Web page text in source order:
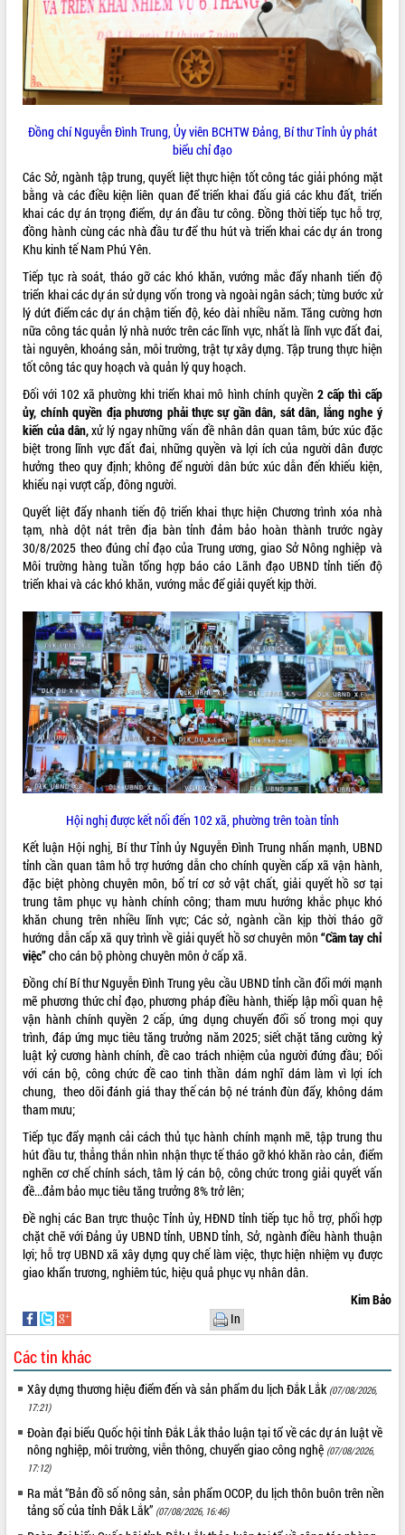
trong Khu kinh tế Nam Phú Yên
Hòn Yến phát triển du lịch gắn với bảo
tồn biển
Lấy ý kiến điều chỉnh Quy hoạch tỉnh
Đắk Lắk thời kỳ 2021-2030, tầm nhìn
Phát động chiến dịch 30 ngày đêm
giải phóng mặt bằng Tuyến đường bộ
ven biển
Đắk Lắk nỗ lực thúc đẩy tăng trưởng
kinh tế từ 10% trở lên trong Quý
II/2026
Đắk Lắk ký kết thỏa thuận hợp tác về
chuyển đổi số giai đoạn 2026 – 2030
với Tập đoàn Bưu chính Viễn thông
Việt Nam
Thứ trưởng Bộ Y tế làm việc với tỉnh
Đắk Lắk về phát triển nhân lực y tế
cho trạm y tế cấp xã
Du lịch Đắk Lắk nâng tầm trải nghiệm
du khách thông qua Hệ thống cơ sở dữ
liệu và Bản đồ số
Tập huấn ứng dụng trí tuệ nhân tạo (AI)
trong thương mại điện tử năm 2026
Đoàn đại biểu Quốc hội tỉnh Đắk Lắk
trao đổi thông tin trước Kỳ họp thứ
nhất, Quốc hội khóa XVI
Quyết liệt cải cách hành chính, khơi
thông nguồn lực phát triển
Nâng cao hiệu lực, hiệu quả HĐND
Xã Ea Phê gắn cải cách hành chính với
chuyển đổi số
Phó Chủ tịch Thường trực UBND tỉnh
Hồ Thị Nguyên Thảo làm việc tại Trung
tâm Phục vụ hành chính công xã Ea
Phê
Xây dựng nền hành chính số đồng
hành cùng nông dân dân, doanh nghiệp
Giai đoạn 2026-2030, Đắk Lắk phấn
Chuyển đổi số 'mở đường' cho nông
nghiệp Đắk Lắk tăng trưởng bứt phá
Triển khai đồng bộ đo đạc, lập hồ sơ
địa chính, hoàn thiện cơ sở dữ liệu đất
đai
Ứng dụng sinh trắc học - Bước tiến
trong hành trình chuyển đổi số tại Đắk
Lắk
Đắk Lắk nâng cao hiệu quả công tác
Đảng từ Sổ tay đảng viên điện tử
Đắk Lắk đẩy mạnh nuôi biển công
nghệ, hướng tới phát triển thủy sản
bền vững
Tập huấn nâng cao năng lực triển khai
chuyển đổi số cho cán bộ, công chức
cấp xã
Đắk Lắk phát động hưởng ứng Ngày
Quyền của người tiêu dùng Việt Nam
2026
Đẩy mạnh cải cách hành chính, quyết
tâm đạt được mục tiêu tăng trưởng
hai con số trong năm 2026
Tổ chức trang trọng Lễ hội Đền thờ
Phó Bí thư Tỉnh ủy Đắk Lắk Đỗ Hữu
Huy giữ chức Bí thư Đảng ủy Ủy Ban
Nhân dân tỉnh
Bệnh án điện tử thúc đẩy chuyển đổi
số y tế tại Đắk Lắk
không gian tri thức trong thời đại số
Đánh giá, rút kinh nghiệm công tác tổ
chức diễn tập trước ngày bầu cử
Chương trình “Gặp gỡ hữu nghị –
Friendship Meeting New Year 2026”
Đồng chí Nguyễn Đình Trung, Ủy viên BCHTW Đảng, Bí thư Tỉnh ủy phát
biểu chỉ đạo
Các Sở, ngành tập trung, quyết liệt thực hiện tốt công tác giải phóng mặt
bằng và các điều kiện liên quan để triển khai đấu giá các khu đất, triển
khai các dự án trọng điểm, dự án đầu tư công. Đồng thời tiếp tục hỗ trợ,
đồng hành cùng các nhà đầu tư để thu hút và triển khai các dự án trong
Khu kinh tế Nam Phú Yên.
Tiếp tục rà soát, tháo gỡ các khó khăn, vướng mắc đẩy nhanh tiến độ
triển khai các dự án sử dụng vốn trong và ngoài ngân sách; từng bước xử
lý dứt điểm các dự án chậm tiến độ, kéo dài nhiều năm. Tăng cường hơn
nữa công tác quản lý nhà nước trên các lĩnh vực, nhất là lĩnh vực đất đai,
tài nguyên, khoáng sản, môi trường, trật tự xây dựng. Tập trung thực hiện
tốt công tác quy hoạch và quản lý quy hoạch.
Đối với 102 xã phường khi triển khai mô hình chính quyền 2 cấp thì cấp
ủy, chính quyền địa phương phải thực sự gần dân, sát dân, lắng nghe ý
kiến của dân,xử lý ngay những vấn đề nhân dân quan tâm, bức xúc đặc
biệt trong lĩnh vực đất đai, những quyền và lợi ích của người dân được
hưởng theo quy định; không để người dân bức xúc dẫn đến khiếu kiện,
khiếu nại vượt cấp, đông người.
Quyết liệt đẩy nhanh tiến độ triển khai thực hiện Chương trình xóa nhà
tạm, nhà dột nát trên địa bàn tỉnh đảm bảo hoàn thành trước ngày
30/8/2025 theo đúng chỉ đạo của Trung ương, giao Sở Nông nghiệp và
Môi trường hàng tuần tổng hợp báo cáo Lãnh đạo UBND tỉnh tiến độ
triển khai và các khó khăn, vướng mắc để giải quyết kịp thời.
Hội nghị được kết nối đến 102 xã, phường trên toàn tỉnh
Kết luận Hội nghị, Bí thư Tỉnh ủy Nguyễn Đình Trung nhấn mạnh, UBND
tỉnh cần quan tâm hỗ trợ hướng dẫn cho chính quyền cấp xã vận hành,
đặc biệt phòng chuyên môn, bố trí cơ sở vật chất, giải quyết hồ sơ tại
trung tâm phục vụ hành chính công; tham mưu hướng khắc phục khó
khăn chung trên nhiều lĩnh vực; Các sở, ngành cần kịp thời tháo gỡ
hướng dẫn cấp xã quy trình về giải quyết hồ sơ chuyên môn “Cầm tay chỉ
việc”cho cán bộ phòng chuyên môn ở cấp xã.
Đồng chí Bí thư Nguyễn Đình Trung yêu cầu UBND tỉnh cần đổi mới mạnh
mẽ phương thức chỉ đạo, phương pháp điều hành, thiếp lập mối quan hệ
vận hành chính quyền 2 cấp, ứng dụng chuyển đổi số trong mọi quy
trình, đáp ứng mục tiêu tăng trưởng năm 2025; siết chặt tăng cường kỷ
luật kỷ cương hành chính, đề cao trách nhiệm của người đứng đầu; Đối
với cán bộ, công chức đề cao tinh thần dám nghĩ dám làm vì lợi ích
chung, theo dõi đánh giá thay thế cán bộ né tránh đùn đẩy, không dám
tham mưu;
Tiếp tục đẩy mạnh cải cách thủ tục hành chính mạnh mẽ, tập trung thu
hút đầu tư, thẳng thắn nhìn nhận thực tế tháo gỡ khó khăn rào cản, điểm
nghẽn cơ chế chính sách, tâm lý cán bộ, công chức trong giải quyết vấn
đề...đảm bảo mục tiêu tăng trưởng 8% trở lên;
Đề nghị các Ban trực thuộc Tỉnh ủy, HĐND tỉnh tiếp tục hỗ trợ, phối hợp
chặt chẽ với Đảng ủy UBND tỉnh, UBND tỉnh, Sở, ngành điều hành thuận
lợi; hỗ trợ UBND xã xây dựng quy chế làm việc, thực hiện nhiệm vụ được
giao khẩn trương, nghiêm túc, hiệu quả phục vụ nhân dân.
Kim Bảo
In
Các tin khác
Xây dựng thương hiệu điểm đến và sản phẩm du lịch Đắk Lắk (07/08/2026,
17:21)
Đoàn đại biểu Quốc hội tỉnh Đắk Lắk thảo luận tại tổ về các dự án luật về
nông nghiệp, môi trường, viễn thông, chuyển giao công nghệ (07/08/2026,
17:12)
Ra mắt “Bản đồ số nông sản, sản phẩm OCOP, du lịch thôn buôn trên nền
tảng số của tỉnh Đắk Lắk” (07/08/2026, 16:46)